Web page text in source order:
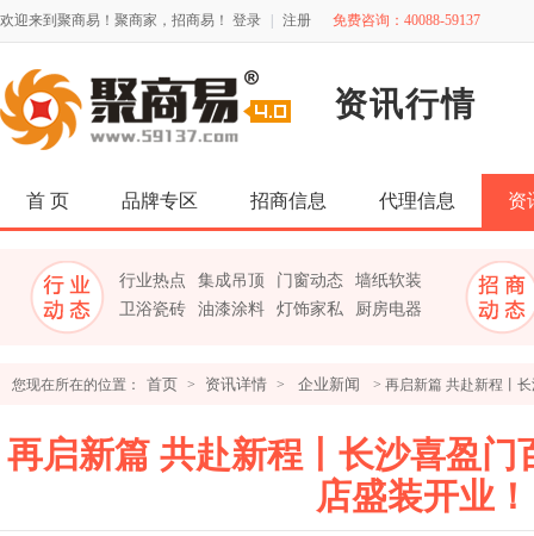
欢迎来到聚商易！聚商家，招商易！ 登录 注册 免费咨询：40088-59137
资讯行情
首 页 品牌专区 招商信息 代理信息 资
行业热点 集成吊顶 门窗动态
墙纸软装
卫浴瓷砖
油漆涂料 灯饰家私 厨房电器
您现在所在的位置： 首页 > 资讯详情 > 企业新闻 > 再启新篇 共赴新程丨
再启新篇 共赴新程丨长沙喜盈门
店盛装开业！